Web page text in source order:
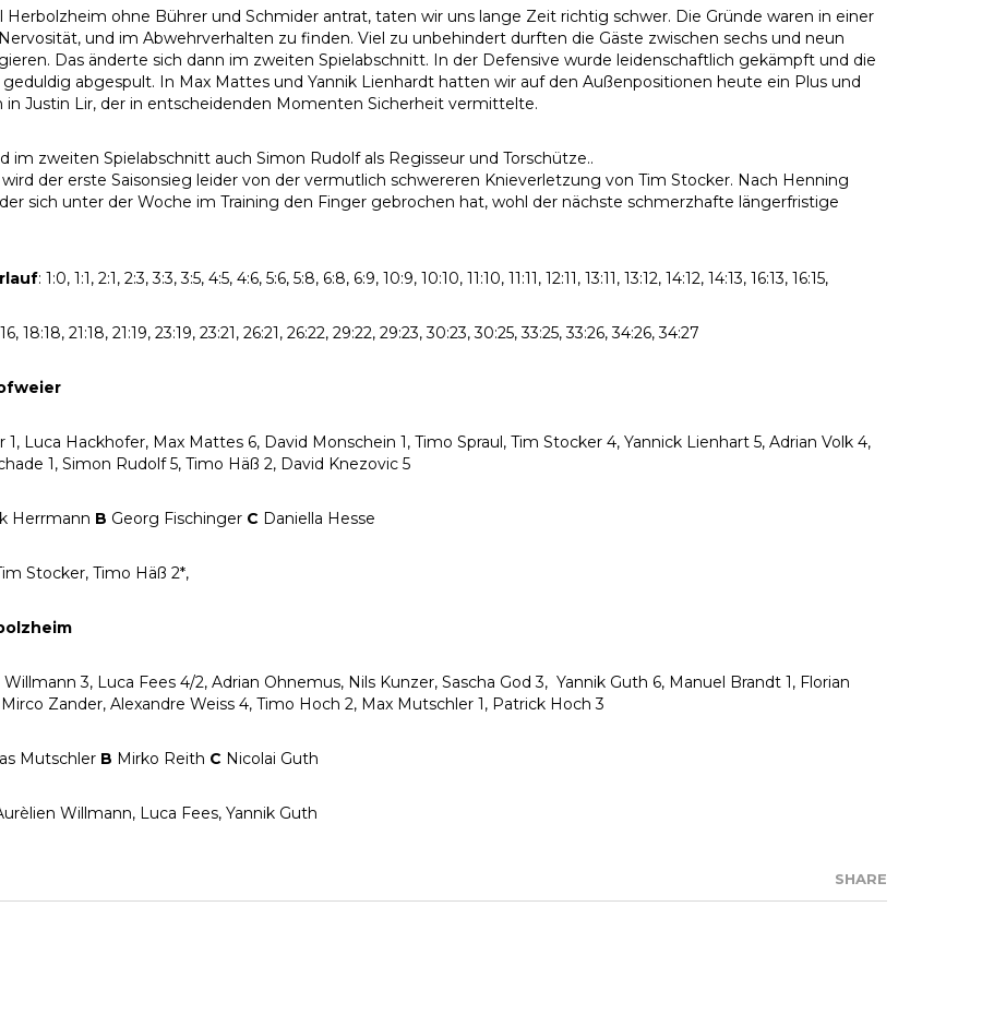
Herbolzheim ohne Bührer und Schmider antrat, taten wir uns lange Zeit richtig schwer. Die Gründe waren in einer
und im Abwehrverhalten zu finden. Viel zu unbehindert durften die Gäste zwischen sechs und neun
Das änderte sich dann im zweiten Spielabschnitt. In der Defensive wurde leidenschaftlich gekämpft und die
abgespult. In Max Mattes und Yannik Lienhardt hatten wir auf den Außenpositionen heute ein Plus und
in Justin Lir, der in entscheidenden Momenten Sicherheit vermittelte.
im zweiten Spielabschnitt auch Simon Rudolf als Regisseur und Torschütze..
der erste Saisonsieg leider von der vermutlich schwereren Knieverletzung von Tim Stocker. Nach Henning
sich unter der Woche im Training den Finger gebrochen hat, wohl der nächste schmerzhafte längerfristige
: 1:0, 1:1, 2:1, 2:3, 3:3, 3:5, 4:5, 4:6, 5:6, 5:8, 6:8, 6:9, 10:9, 10:10, 11:10, 11:11, 12:11, 13:11, 13:12, 14:12, 14:13, 16:13, 16:15,
18:18, 21:18, 21:19, 23:19, 23:21, 26:21, 26:22, 29:22, 29:23, 30:23, 30:25, 33:25, 33:26, 34:26, 34:27
1, Luca Hackhofer, Max Mattes 6, David Monschein 1, Timo Spraul, Tim Stocker 4, Yannick Lienhart 5, Adrian Volk 4,
1, Simon Rudolf 5, Timo Häß 2, David Knezovic 5
Herrmann B Georg Fischinger C Daniella Hesse
Stocker, Timo Häß 2*,
3, Luca Fees 4/2, Adrian Ohnemus, Nils Kunzer, Sascha God 3, Yannik Guth 6, Manuel Brandt 1, Florian
Zander, Alexandre Weiss 4, Timo Hoch 2, Max Mutschler 1, Patrick Hoch 3
Mutschler B Mirko Reith C Nicolai Guth
Willmann, Luca Fees, Yannik Guth
SHARE